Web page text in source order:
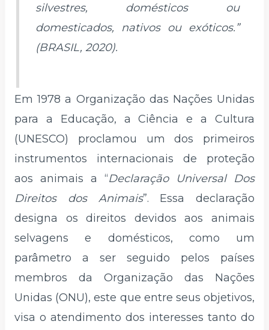
silvestres, domésticos ou
domesticados, nativos ou exóticos.”
(BRASIL, 2020).
Em 1978 a Organização das Nações Unidas
para a Educação, a Ciência e a Cultura
(UNESCO) proclamou um dos primeiros
instrumentos internacionais de proteção
aos animais a “Declaração Universal Dos
Direitos dos Animais”. Essa declaração
designa os direitos devidos aos animais
selvagens e domésticos, como um
parâmetro a ser seguido pelos países
membros da Organização das Nações
Unidas (ONU), este que entre seus objetivos,
visa o atendimento dos interesses tanto do